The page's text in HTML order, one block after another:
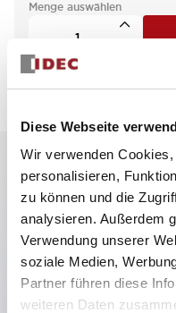
Diese Webseite
Wir verwenden
personalisieren,
zu können und die
analysieren. Außerdem
Verwendung unserer
soziale Medien,
Partner führen diese
weiteren Daten
Menge auswählen
Hauptmerkmale
Anwendbar in
Atmosphären